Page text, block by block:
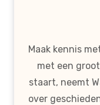
Maak kennis
met een
staart, neemt
over